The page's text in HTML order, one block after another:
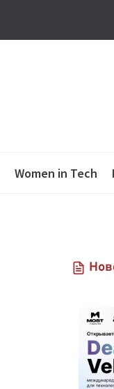
Women in Tech